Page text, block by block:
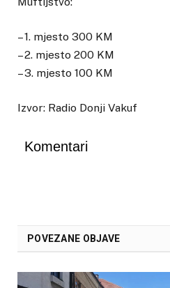
– 1. mjesto 300 KM
– 2. mjesto 200 KM
– 3. mjesto 100 KM
Izvor: Radio Donji Vakuf
Komentari
POVEZANE OBJAVE